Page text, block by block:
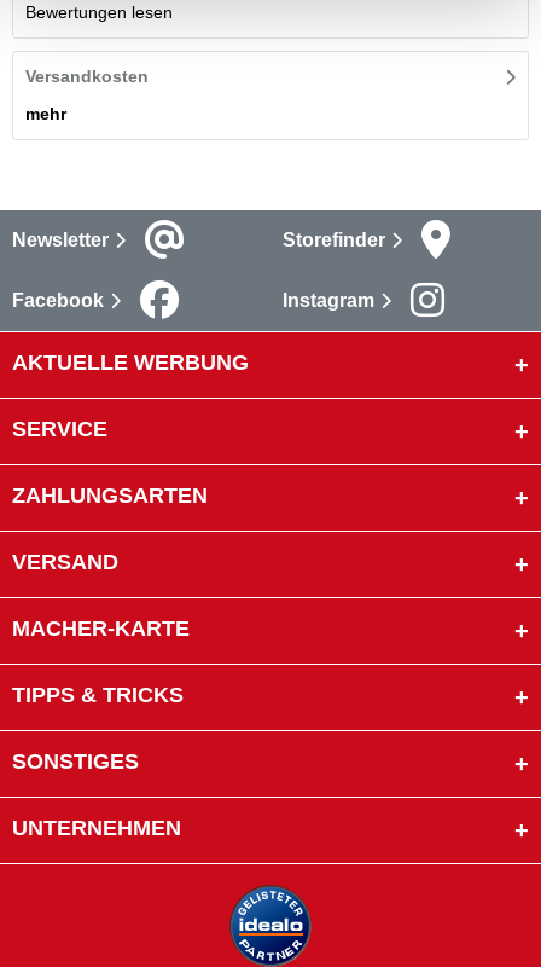
Bewertungen lesen
Versandkosten
mehr
Newsletter Storefinder
Facebook Instagram
AKTUELLE WERBUNG
SERVICE
ZAHLUNGSARTEN
VERSAND
MACHER-KARTE
TIPPS & TRICKS
SONSTIGES
UNTERNEHMEN